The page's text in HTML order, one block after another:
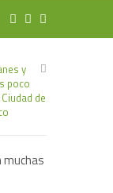
y
poco
de
muchas